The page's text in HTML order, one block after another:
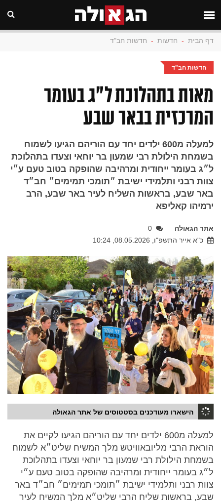
דף הבית - חדשות - חדשות חב"ד
חדשות חב"ד
מאות בתהלוכת ל״ג בעומר
המרכזית בבאר שבע
למעלה מ600 ילדים יחד עם הוריהם הגיעו לשמוח
בשמחת הילולת רבי שמעון בר יוחאי וצעדו בתהלוכת
ל״ג בעומר ייחודית ומרהיבה שהופקה בטוב טעם ע״י
צוות רבני ותלמידי ישיבת ״תומכי תמימים״ חב״ד
באר שבע, בראשות השליח לעיר באר שבע, הרב
ירמיהו קאליפא
אתר הגאולה
0
כ"א אייר התשפ"ו, 08.05.2026, 10:24
הישארו מעודכנים בסטטוסים של אתר הגאולה
למעלה מ600 ילדים יחד עם הוריהם הגיעו לקיים את
הוראת הרבי מליובאוויטש מלך המשיח שליט״א לשמוח
בשמחת הילולת רבי שמעון בר יוחאי וצעדו בתהלוכת
ל״ג בעומר ייחודית ומרהיבה שהופקה בטוב טעם ע״י
צוות רבני ותלמידי ישיבת ״תומכי תמימים״ חב״ד באר
שבע, בראשות שליח הרבי שליט״א מלך המשיח לעיר